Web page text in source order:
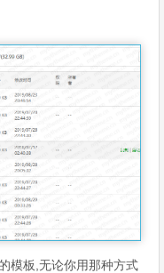
模板,无论你用那种方式